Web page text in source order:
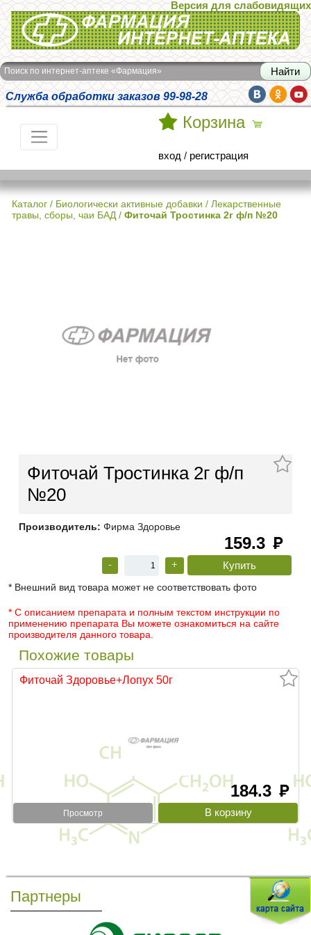
Интернет-аптека Фармация
Версия для слабовидящих
Поиск по интернет-аптеке «Фармация»
Служба обработки заказов 99-98-28
Корзина
вход / регистрация
Каталог / Биологически активные добавки / Лекарственные
травы, сборы, чаи БАД / Фиточай Тростинка 2г ф/п №20
Фиточай Тростинка 2г ф/п
№20
Производитель: Фирма Здоровье
159.3 руб
- +
* Внешний вид товара может не соответствовать фото
* С описанием препарата и полным текстом инструкции по
применению препарата Вы можете ознакомиться на сайте
производителя данного товара.
Похожие товары
Фиточай Здоровье+Лопух 50г
184.3 руб
Просмотр
Партнеры